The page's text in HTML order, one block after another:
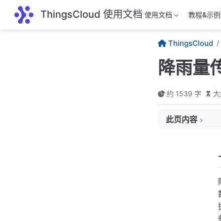
跳至主要內容ThingsCloud 使用文档 使用文档 教程&示例
ThingsCloud
降雨量
约 1539 字
此页内容
翻斗式雨量传感
虹吸式雨量传感